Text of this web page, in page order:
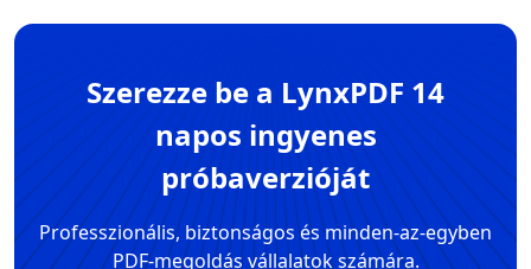
Szerezze be a LynxPDF 14
napos ingyenes
próbaverzióját
Professzionális, biztonságos és minden-az-egyben
PDF-megoldás vállalatok számára.